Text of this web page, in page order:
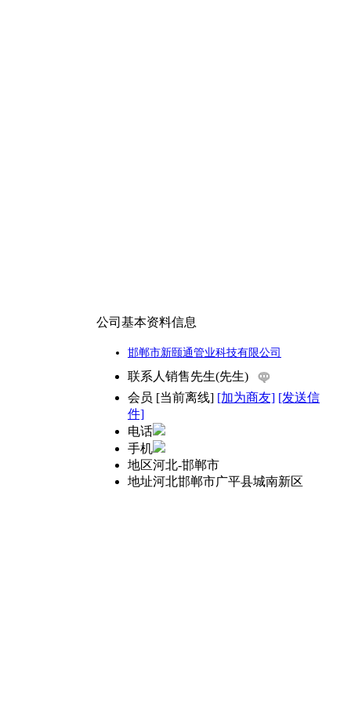
公司基本资料信息
邯郸市新颐通管业科技有限公司
联系人 销售先生(先生)
会员 [当前离线] [加为商友] [发送信
件]
电话
手机
地区河北-邯郸市
地址河北邯郸市广平县城南新区